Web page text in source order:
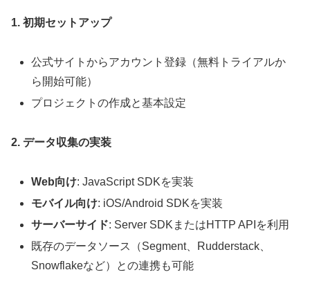
1. 初期セットアップ
公式サイトからアカウント登録（無料トライアルか
ら開始可能）
プロジェクトの作成と基本設定
2. データ収集の実装
Web向け: JavaScript SDKを実装
モバイル向け: iOS/Android SDKを実装
サーバーサイド: Server SDKまたはHTTP APIを利用
既存のデータソース（Segment、Rudderstack、
Snowflakeなど）との連携も可能